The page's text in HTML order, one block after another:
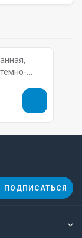
ПОДПИСАТЬСЯ